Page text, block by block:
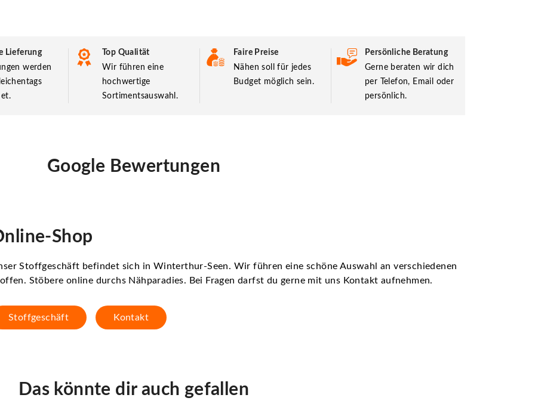
Lieferung
werden
Top Qualität
Wir führen eine
hochwertige
Sortimentsauswahl.
Faire Preise
Nähen soll für jedes
Budget möglich sein.
Persönliche Beratung
Gerne beraten wir dich
per Telefon, Email oder
persönlich.
Google Bewertungen
Shop
Stoffgeschäft befindet sich in Winterthur-Seen. Wir führen eine schöne Auswahl an verschiedenen
Stöbere online durchs Nähparadies. Bei Fragen darfst du gerne mit uns Kontakt aufnehmen.
Stoffgeschäft Kontakt
Das könnte dir auch gefallen